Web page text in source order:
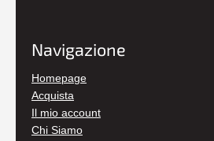
Navigazione
Homepage
Acquista
Il mio account
Chi Siamo